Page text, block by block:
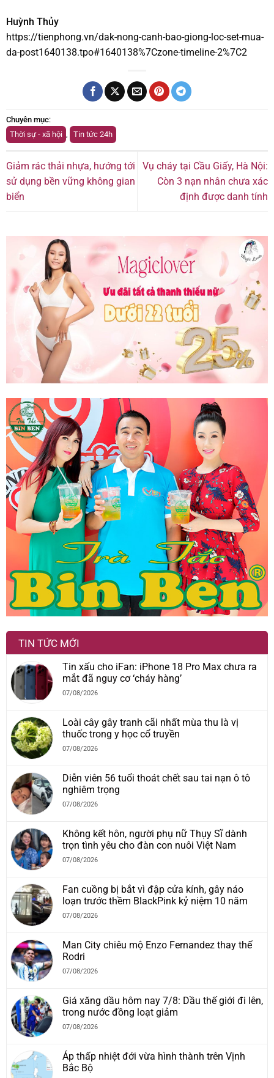
Huỳnh Thủy
https://tienphong.vn/dak-nong-canh-bao-giong-loc-set-mua-
da-post1640138.tpo#1640138%7Czone-timeline-2%7C2
Chuyên mục:
Thời sự - xã hội , Tin tức 24h
Giảm rác thải nhựa, hướng tới
sử dụng bền vững không gian
biển
Vụ cháy tại Cầu Giấy, Hà Nội:
Còn 3 nạn nhân chưa xác
định được danh tính
TIN TỨC MỚI
Tin xấu cho iFan: iPhone 18 Pro Max chưa ra
mắt đã nguy cơ ‘cháy hàng’
07/08/2026
Loài cây gây tranh cãi nhất mùa thu là vị
thuốc trong y học cổ truyền
07/08/2026
Diễn viên 56 tuổi thoát chết sau tai nạn ô tô
nghiêm trọng
07/08/2026
Không kết hôn, người phụ nữ Thụy Sĩ dành
trọn tình yêu cho đàn con nuôi Việt Nam
07/08/2026
Fan cuồng bị bắt vì đập cửa kính, gây náo
loạn trước thềm BlackPink kỷ niệm 10 năm
07/08/2026
Man City chiêu mộ Enzo Fernandez thay thế
Rodri
07/08/2026
Giá xăng dầu hôm nay 7/8: Dầu thế giới đi lên,
trong nước đồng loạt giảm
07/08/2026
Áp thấp nhiệt đới vừa hình thành trên Vịnh
Bắc Bộ